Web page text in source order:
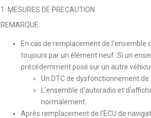
1. MESURES DE PRECAUTION
REMARQUE:
En cas de remplacement de l'ensemble
toujours par un élément neuf. Si un
précédemment posé sur un autre
Un DTC de dysfonctionnement
L'ensemble d'autoradio et
normalement.
Après remplacement de l'ECU de